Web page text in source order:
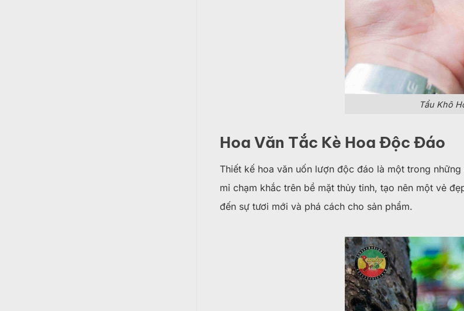
Tẩu Khô
Hoa Văn Tắc Kè Hoa Độc Đáo
Thiết kế hoa văn uốn lượn độc đáo là một trong
mỉ chạm khắc trên bề mặt thủy tinh, tạo nên một vẻ
đến sự tươi mới và phá cách cho sản phẩm.